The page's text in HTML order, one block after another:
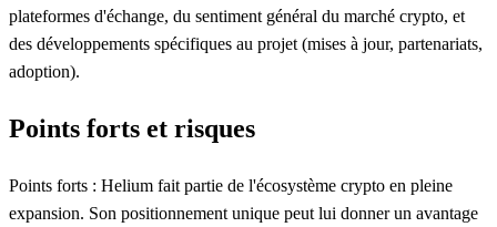
plateformes d'échange, du sentiment général du marché crypto, et
des développements spécifiques au projet (mises à jour, partenariats,
adoption).
Points forts et risques
Points forts : Helium fait partie de l'écosystème crypto en pleine
expansion. Son positionnement unique peut lui donner un avantage